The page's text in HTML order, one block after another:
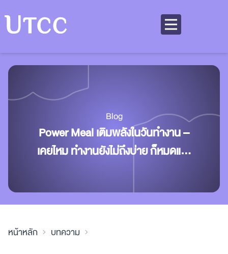
Blog
Power Meal เติมพลังในวันทำงาน –
เคยไหม ทำงานยังไม่ถึงบ่าย ก็หมดแรง
หน้าหลัก บทความ